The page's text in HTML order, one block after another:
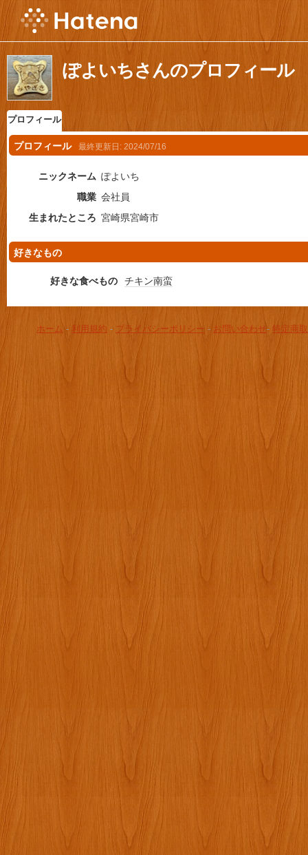
ぽよいちさんのプロフィール
プロフィール
プロフィール 最終更新日: 2024/07/16
ニックネーム ぽよいち
職業 会社員
生まれたところ 宮崎県宮崎市
好きなもの
好きな食べもの チキン南蛮
ホーム - 利用規約 - プライバシーポリシー - お問い合わせ- 特定商